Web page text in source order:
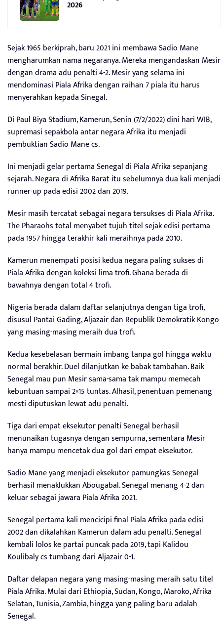
2026
Sejak 1965 berkiprah, baru 2021 ini membawa Sadio Mane
mengharumkan nama negaranya. Mereka mengandaskan Mesir
dengan drama adu penalti 4-2. Mesir yang selama ini
mendominasi Piala Afrika dengan raihan 7 piala itu harus
menyerahkan kepada Sinegal.
Di Paul Biya Stadium, Kamerun, Senin (7/2/2022) dini hari WIB,
supremasi sepakbola antar negara Afrika itu menjadi
pembuktian Sadio Mane cs.
Ini menjadi gelar pertama Senegal di Piala Afrika sepanjang
sejarah. Negara di Afrika Barat itu sebelumnya dua kali menjadi
runner-up pada edisi 2002 dan 2019.
Mesir masih tercatat sebagai negara tersukses di Piala Afrika.
The Pharaohs total menyabet tujuh titel sejak edisi pertama
pada 1957 hingga terakhir kali meraihnya pada 2010.
Kamerun menempati posisi kedua negara paling sukses di
Piala Afrika dengan koleksi lima trofi. Ghana berada di
bawahnya dengan total 4 trofi.
Nigeria berada dalam daftar selanjutnya dengan tiga trofi,
disusul Pantai Gading, Aljazair dan Republik Demokratik Kongo
yang masing-masing meraih dua trofi.
Kedua kesebelasan bermain imbang tanpa gol hingga waktu
normal berakhir. Duel dilanjutkan ke babak tambahan. Baik
Senegal mau pun Mesir sama-sama tak mampu memecah
kebuntuan sampai 2×15 tuntas. Alhasil, penentuan pemenang
mesti diputuskan lewat adu penalti.
Tiga dari empat eksekutor penalti Senegal berhasil
menunaikan tugasnya dengan sempurna, sementara Mesir
hanya mampu mencetak dua gol dari empat eksekutor.
Sadio Mane yang menjadi eksekutor pamungkas Senegal
berhasil menaklukkan Abougabal. Senegal menang 4-2 dan
keluar sebagai jawara Piala Afrika 2021.
Senegal pertama kali mencicipi final Piala Afrika pada edisi
2002 dan dikalahkan Kamerun dalam adu penalti. Senegal
kembali lolos ke partai puncak pada 2019, tapi Kalidou
Koulibaly cs tumbang dari Aljazair 0-1.
Daftar delapan negara yang masing-masing meraih satu titel
Piala Afrika. Mulai dari Ethiopia, Sudan, Kongo, Maroko, Afrika
Selatan, Tunisia, Zambia, hingga yang paling baru adalah
Senegal.